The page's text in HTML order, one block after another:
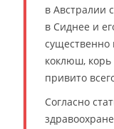
в Австралии
в Сиднее и
существенно
коклюш, корь
привито
Согласно